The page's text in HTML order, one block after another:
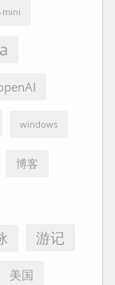
mini
windows
博客
游记
美国